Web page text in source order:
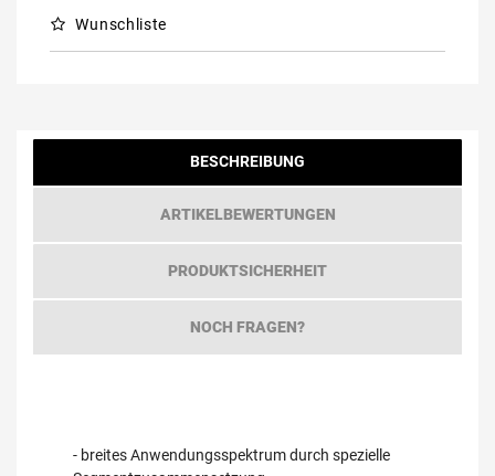
Wunschliste
BESCHREIBUNG
ARTIKELBEWERTUNGEN
PRODUKTSICHERHEIT
NOCH FRAGEN?
- breites Anwendungsspektrum durch spezielle